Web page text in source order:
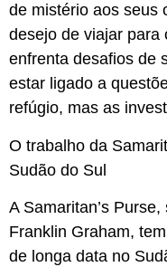
de mistério aos seus
desejo de viajar para
enfrenta desafios de
estar ligado a
refúgio, mas as
O trabalho da
Sudão do Sul
A Samaritan’s
Franklin Graham,
de longa data no